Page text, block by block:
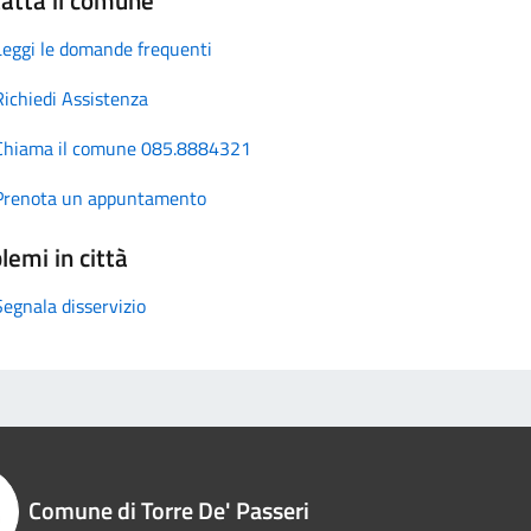
le domande frequenti
Assistenza
il comune 085.8884321
un appuntamento
in città
disservizio
Comune di Torre De' Passeri